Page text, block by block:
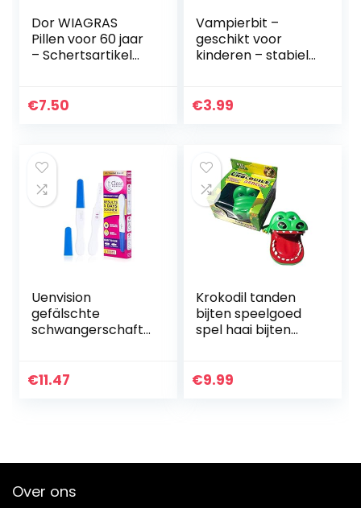
Dor WIAGRAS
Pillen voor 60 jaar
– Schertsartikel
€7.50
Vampierbit –
geschikt voor
kinderen – stabiel
Halloween Dracula
€3.99
Uenvision
gefälschte
schwangerschafts
prank, gag, 2er-
€11.47
Krokodil tanden
bijten speelgoed
spel haai bijten
grappige
€9.99
Over ons